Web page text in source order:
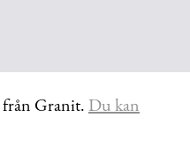
från Granit. Du kan